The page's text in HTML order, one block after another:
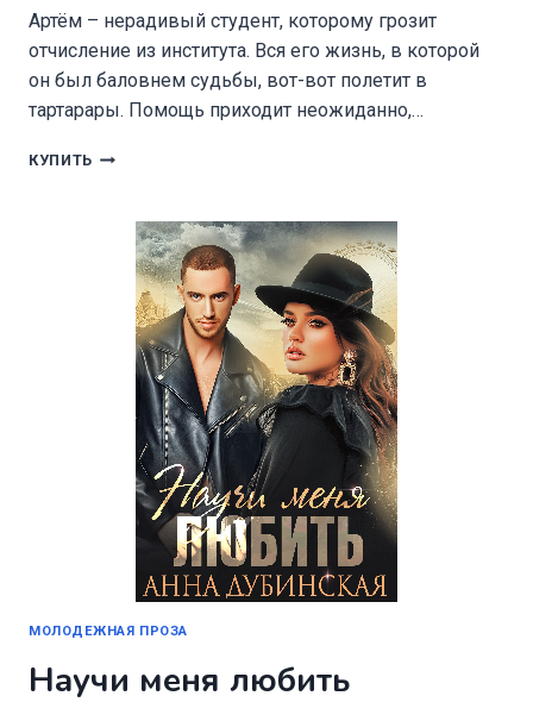
Артём – нерадивый студент, которому грозит
отчисление из института. Вся его жизнь, в которой
он был баловнем судьбы, вот-вот полетит в
тартарары. Помощь приходит неожиданно,…
КУПИТЬ ПЛОХИШ
МОЛОДЕЖНАЯ ПРОЗА
Научи меня любить